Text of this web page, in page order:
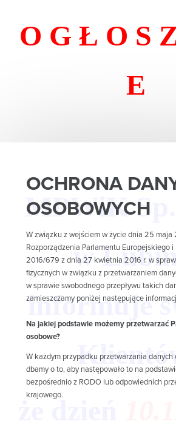
O G Ł O S
E
MPWiK Sp.
w
informuje
że dzień
OCHRONA
OSOBOWYCH
W związku z wejściem w życie dnia 25 maja
Rozporządzenia Parlamentu Europejskiego i
2016/679 z dnia 27 kwietnia 2016 r. w
fizycznych w związku z przetwarzaniem
w sprawie swobodnego przepływu takich
zamieszczamy poniżej następujące
Na jakiej podstawie możemy przetwarzać
osobowe?
W każdym przypadku przetwarzania danych
dbamy o to, aby następowało to na
bezpośrednio z RODO lub odpowiednich
krajowego.